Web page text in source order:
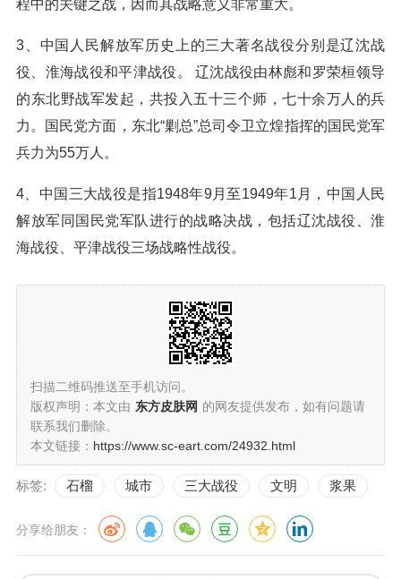
程中的关键之战，因而其战略意义非常重大。
3、中国人民解放军历史上的三大著名战役分别是辽沈战
役、淮海战役和平津战役。 辽沈战役由林彪和罗荣桓领导
的东北野战军发起，共投入五十三个师，七十余万人的兵
力。国民党方面，东北“剿总”总司令卫立煌指挥的国民党军
兵力为55万人。
4、中国三大战役是指1948年9月至1949年1月，中国人民
解放军同国民党军队进行的战略决战，包括辽沈战役、淮
海战役、平津战役三场战略性战役。
扫描二维码推送至手机访问。
版权声明：本文由 东方皮肤网 的网友提供发布，如有问题请
联系我们删除。
本文链接： https://www.sc-eart.com/24932.html
标签: 石榴 城市 三大战役 文明 浆果
分享给朋友：